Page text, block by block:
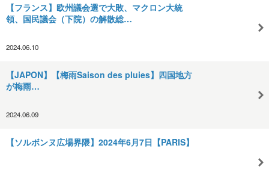
【フランス】欧州議会選で大敗、マクロン大統
領、国民議会（下院）の解散総…
2024.06.10
【JAPON】【梅雨Saison des pluies】四国地方
が梅雨…
2024.06.09
【ソルボンヌ広場界隈】2024年6月7日【PARIS】